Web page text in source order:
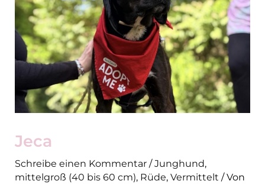
Jeca
Schreibe einen Kommentar /Junghund,
mittelgroß (40 bis 60 cm), Rüde, Vermittelt / Von